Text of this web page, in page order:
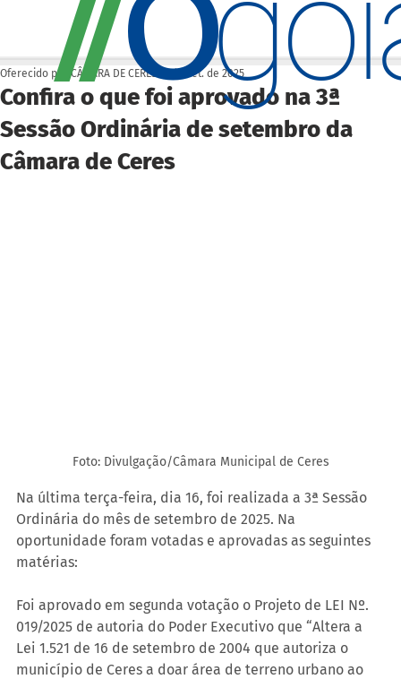
Confira o que foi aprovado na 3ª
Sessão Ordinária de setembro da
Câmara de Ceres
Oferecido por CÂMARA DE CERES 17 de set. de 2025
Foto: Divulgação/Câmara Municipal de Ceres
Na última terça-feira, dia 16, foi realizada a 3ª Sessão
Ordinária do mês de setembro de 2025. Na
oportunidade foram votadas e aprovadas as seguintes
matérias:
Foi aprovado em segunda votação o Projeto de LEI Nº.
019/2025 de autoria do Poder Executivo que “Altera a
Lei 1.521 de 16 de setembro de 2004 que autoriza o
município de Ceres a doar área de terreno urbano ao